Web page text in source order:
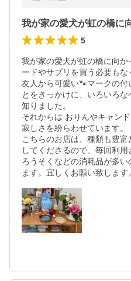
5
我が家の愛犬が虹の橋に向
ードやサプリを買う必要もな
友人から可愛い🐾マークの付
とをきっかけに、いろいろ
知りました。
それからは おりんやキャン
寂しさを紛らわせています。
こちらのお店は、種類も豊
してくださるので、毎回利用
ろうそくなどの消耗品が多
ます。宜しくお願い致します。